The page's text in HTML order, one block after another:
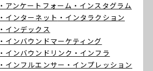
・アンケートフォーム ・インスタグラム
・インターネット ・インタラクション
・インデックス
・インバウンドマーケティング
・インバウンドリンク ・インフラ
・インフルエンサー ・インプレッション